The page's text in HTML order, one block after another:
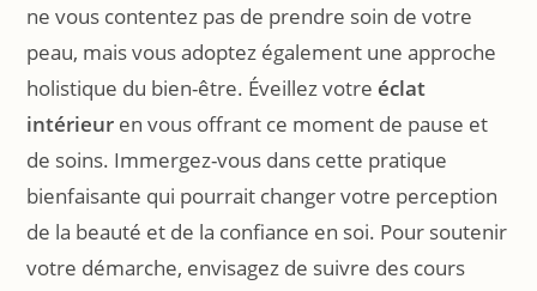
ne vous contentez pas de prendre soin de votre
peau, mais vous adoptez également une approche
holistique du bien-être. Éveillez votreéclat
intérieur en vous offrant ce moment de pause et
de soins. Immergez-vous dans cette pratique
bienfaisante qui pourrait changer votre perception
de la beauté et de la confiance en soi. Pour soutenir
votre démarche, envisagez de suivre des cours